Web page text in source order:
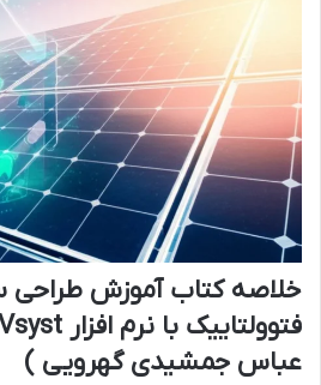
خلاصه کتاب آموزش
عباس جمشیدی گهرویی )